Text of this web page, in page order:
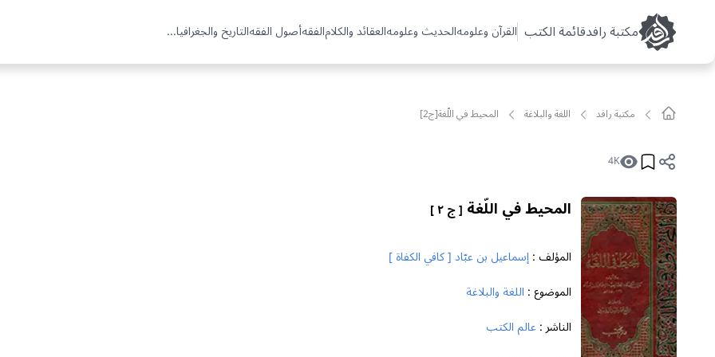
مکتبة رافدقائمة الكتب القرآن وعلومهالحديث وعلومهالعقائد والكلامالفقهأصول الفقهالتاريخ والجغرافيا...
مکتبة رافد اللغة والبلاغة المحيط في اللّغة[ج2]
4K
المحيط في اللّغة [ ج ٢ ]
المؤلف :إسماعيل بن عبّاد [ كافي الكفاة ]
الموضوع : اللغة والبلاغة
الناشر :عالم الكتب